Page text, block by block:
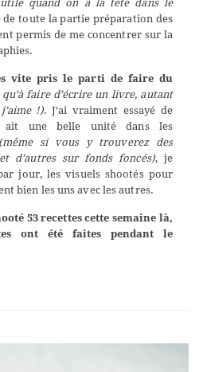
quand on a la tête dans le
de toute la partie préparation des
permis de me concentrer sur la
vite pris le parti de faire du
faire d’écrire un livre, autant
!). J’ai vraiment essayé de
une belle unité dans les
(même si vous y trouverez des
d’autres sur fonds foncés), je
jour, les visuels shootés pour
bien les uns avec les autres.
53 recettes cette semaine là,
ont été faites pendant le